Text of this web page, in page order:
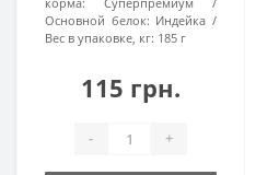
Основной белок: Индейка
Вес в упаковке, кг: 185 г
115 грн.
- +